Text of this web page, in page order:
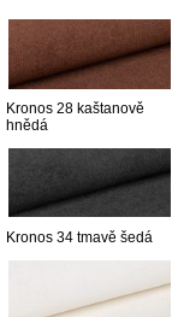
Kronos 28 kaštanově
hnědá
Kronos 34 tmavě šedá